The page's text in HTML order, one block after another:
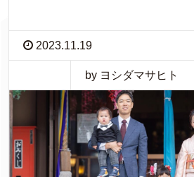
2023.11.19
by ヨシダマサヒト